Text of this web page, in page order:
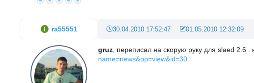
30.04.2010 17:52:47 01.05.2010 12:32:09
gruz , переписал на скорую руку для slaed 2.6 .
name=news&op=view&id=30
ra55551